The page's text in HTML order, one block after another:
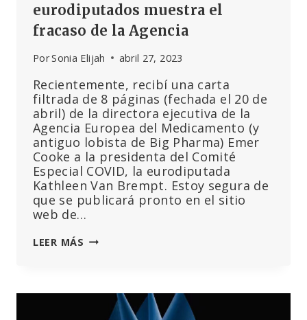
eurodiputados muestra el
fracaso de la Agencia
PorSonia Elijah abril 27, 2023
Recientemente, recibí una carta
filtrada de 8 páginas (fechada el 20 de
abril) de la directora ejecutiva de la
Agencia Europea del Medicamento (y
antiguo lobista de Big Pharma) Emer
Cooke a la presidenta del Comité
Especial COVID, la eurodiputada
Kathleen Van Brempt. Estoy segura de
que se publicará pronto en el sitio
web de…
LEER MÁS CARTA
DIRECTORA